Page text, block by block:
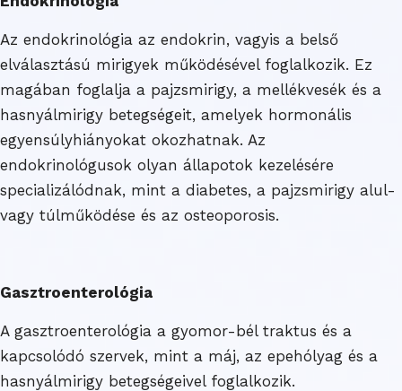
Az endokrinológia az endokrin, vagyis a belső
elválasztású mirigyek működésével foglalkozik. Ez
magában foglalja a pajzsmirigy, a mellékvesék és a
hasnyálmirigy betegségeit, amelyek hormonális
egyensúlyhiányokat okozhatnak. Az
endokrinológusok olyan állapotok kezelésére
specializálódnak, mint a diabetes, a pajzsmirigy alul-
vagy túlműködése és az osteoporosis.
Gasztroenterológia
A gasztroenterológia a gyomor-bél traktus és a
kapcsolódó szervek, mint a máj, az epehólyag és a
hasnyálmirigy betegségeivel foglalkozik.